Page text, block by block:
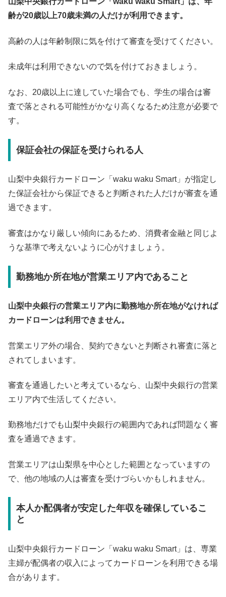
齢が20歳以上70歳未満の人だけが利用できます。
高齢の人は年齢制限に気を付けて審査を受けてください。
未成年は利用できないので気を付けておきましょう。
なお、20歳以上に達していた場合でも、学生の場合は審
査で落とされる可能性がかなり高くなるため注意が必要で
す。
保証会社の保証を受けられる人
山梨中央銀行カードローン「waku waku Smart」が指定し
た保証会社から保証できると判断された人だけが審査を通
過できます。
審査はかなり厳しい傾向にあるため、消費者金融と同じよ
うな基準で考えないように心がけましょう。
勤務地か所在地が営業エリア内であること
山梨中央銀行の営業エリア内に勤務地か所在地がなければ
カードローンは利用できません。
営業エリア外の場合、契約できないと判断され審査に落と
されてしまいます。
審査を通過したいと考えているなら、山梨中央銀行の営業
エリア内で生活してください。
勤務地だけでも山梨中央銀行の範囲内であれば問題なく審
査を通過できます。
営業エリアは山梨県を中心とした範囲となっていますの
で、他の地域の人は審査を受けづらいかもしれません。
本人か配偶者が安定した年収を確保しているこ
と
山梨中央銀行カードローン「waku waku Smart」は、専業
主婦が配偶者の収入によってカードローンを利用できる場
合があります。